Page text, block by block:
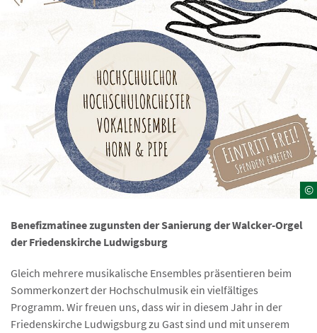
©
Benefizmatinee zugunsten der Sanierung der Walcker-Orgel
der Friedenskirche Ludwigsburg
Gleich mehrere musikalische Ensembles präsentieren beim
Sommerkonzert der Hochschulmusik ein vielfältiges
Programm. Wir freuen uns, dass wir in diesem Jahr in der
Friedenskirche Ludwigsburg zu Gast sind und mit unserem